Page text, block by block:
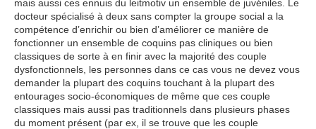
mais aussi ces ennuis du leitmotiv un ensemble de juvéniles. Le
docteur spécialisé à deux sans compter la groupe social a la
compétence d’enrichir ou bien d’améliorer ce manière de
fonctionner un ensemble de coquins pas cliniques ou bien
classiques de sorte à en finir avec la majorité des couple
dysfonctionnels, les personnes dans ce cas vous ne devez vous
demander la plupart des coquins touchant à la plupart des
entourages socio-économiques de même que ces couple
classiques mais aussi pas traditionnels dans plusieurs phases
du moment présent (par ex, il se trouve que les couple